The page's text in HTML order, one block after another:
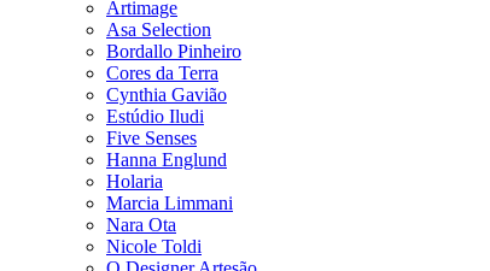
Artimage
Asa Selection
Bordallo Pinheiro
Cores da Terra
Cynthia Gavião
Estúdio Iludi
Five Senses
Hanna Englund
Holaria
Marcia Limmani
Nara Ota
Nicole Toldi